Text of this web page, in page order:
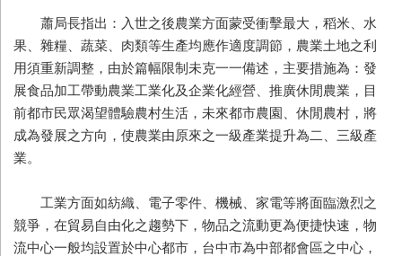
蕭局長指出：入世之後農業方面蒙受衝擊最大，稻米、水
果、雜糧、蔬菜、肉類等生產均應作適度調節，農業土地之利
用須重新調整，由於篇幅限制未克一一備述，主要措施為：發
展食品加工帶動農業工業化及企業化經營、推廣休閒農業，目
前都市民眾渴望體驗農村生活，未來都市農園、休閒農村，將
成為發展之方向，使農業由原來之一級產業提升為二、三級產
業。
工業方面如紡織、電子零件、機械、家電等將面臨激烈之
競爭，在貿易自由化之趨勢下，物品之流動更為便捷快速，物
流中心一般均設置於中心都市，台中市為中部都會區之中心，